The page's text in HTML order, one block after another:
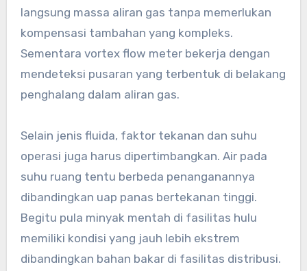
langsung massa aliran gas tanpa memerlukan
kompensasi tambahan yang kompleks.
Sementara vortex flow meter bekerja dengan
mendeteksi pusaran yang terbentuk di belakang
penghalang dalam aliran gas.
Selain jenis fluida, faktor tekanan dan suhu
operasi juga harus dipertimbangkan. Air pada
suhu ruang tentu berbeda penanganannya
dibandingkan uap panas bertekanan tinggi.
Begitu pula minyak mentah di fasilitas hulu
memiliki kondisi yang jauh lebih ekstrem
dibandingkan bahan bakar di fasilitas distribusi.